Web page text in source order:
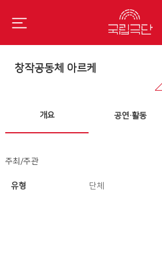
창작공동체 아르케
개요 공연·활동
주최/주관
유형 단체